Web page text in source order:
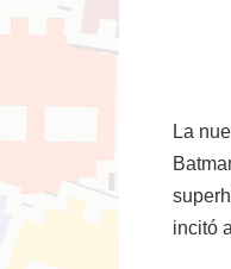
La
incitó